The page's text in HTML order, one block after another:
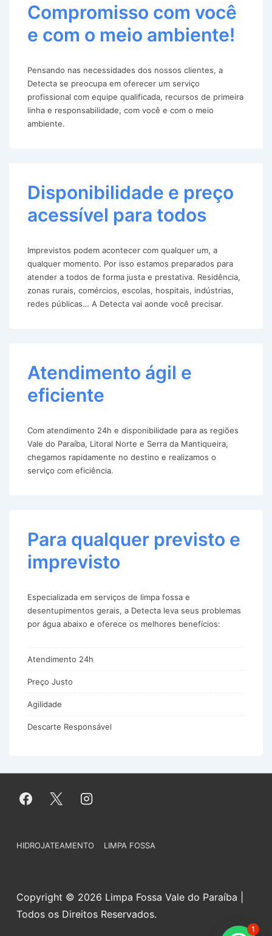
Compromisso com você
e com o meio ambiente!
Pensando nas necessidades dos nossos clientes, a
Detecta se preocupa em oferecer um serviço
profissional com equipe qualificada, recursos de primeira
linha e responsabilidade, com você e com o meio
ambiente.
Disponibilidade e preço
acessível para todos
Imprevistos podem acontecer com qualquer um, a
qualquer momento. Por isso estamos preparados para
atender a todos de forma justa e prestativa. Residência,
zonas rurais, comércios, escolas, hospitais, indústrias,
redes públicas… A Detecta vai aonde você precisar.
Atendimento ágil e
eficiente
Com atendimento 24h e disponibilidade para as regiões
Vale do Paraíba, Litoral Norte e Serra da Mantiqueira,
chegamos rapidamente no destino e realizamos o
serviço com eficiência.
Para qualquer previsto e
imprevisto
Especializada em serviços de limpa fossa e
desentupimentos gerais, a Detecta leva seus problemas
por água abaixo e oferece os melhores benefícios:
Atendimento 24h
Preço Justo
Agilidade
Descarte Responsável
Menu
Rodapé
HIDROJATEAMENTO LIMPA FOSSA
Copyright © 2026 Limpa Fossa Vale do Paraíba |
Todos os Direitos Reservados.
1